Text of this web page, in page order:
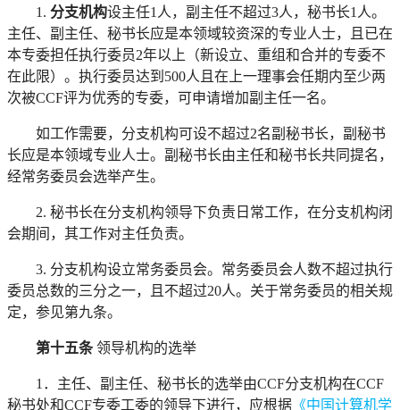
1. 分支机构设主任1人，副主任不超过3人，秘书长1人。
主任、副主任、秘书长应是本领域较资深的专业人士，且已在
本专委担任执行委员2年以上（新设立、重组和合并的专委不
在此限）。执行委员达到500人且在上一理事会任期内至少两
次被CCF评为优秀的专委，可申请增加副主任一名。
如工作需要，分支机构可设不超过2名副秘书长，副秘书
长应是本领域专业人士。副秘书长由主任和秘书长共同提名，
经常务委员会选举产生。
2. 秘书长在分支机构领导下负责日常工作，在分支机构闭
会期间，其工作对主任负责。
3. 分支机构设立常务委员会。常务委员会人数不超过执行
委员总数的三分之一，且不超过20人。关于常务委员的相关规
定，参见第九条。
第十五条领导机构的选举
1．主任、副主任、秘书长的选举由CCF分支机构在CCF
秘书处和CCF专委工委的领导下进行，应根据 《中国计算机学